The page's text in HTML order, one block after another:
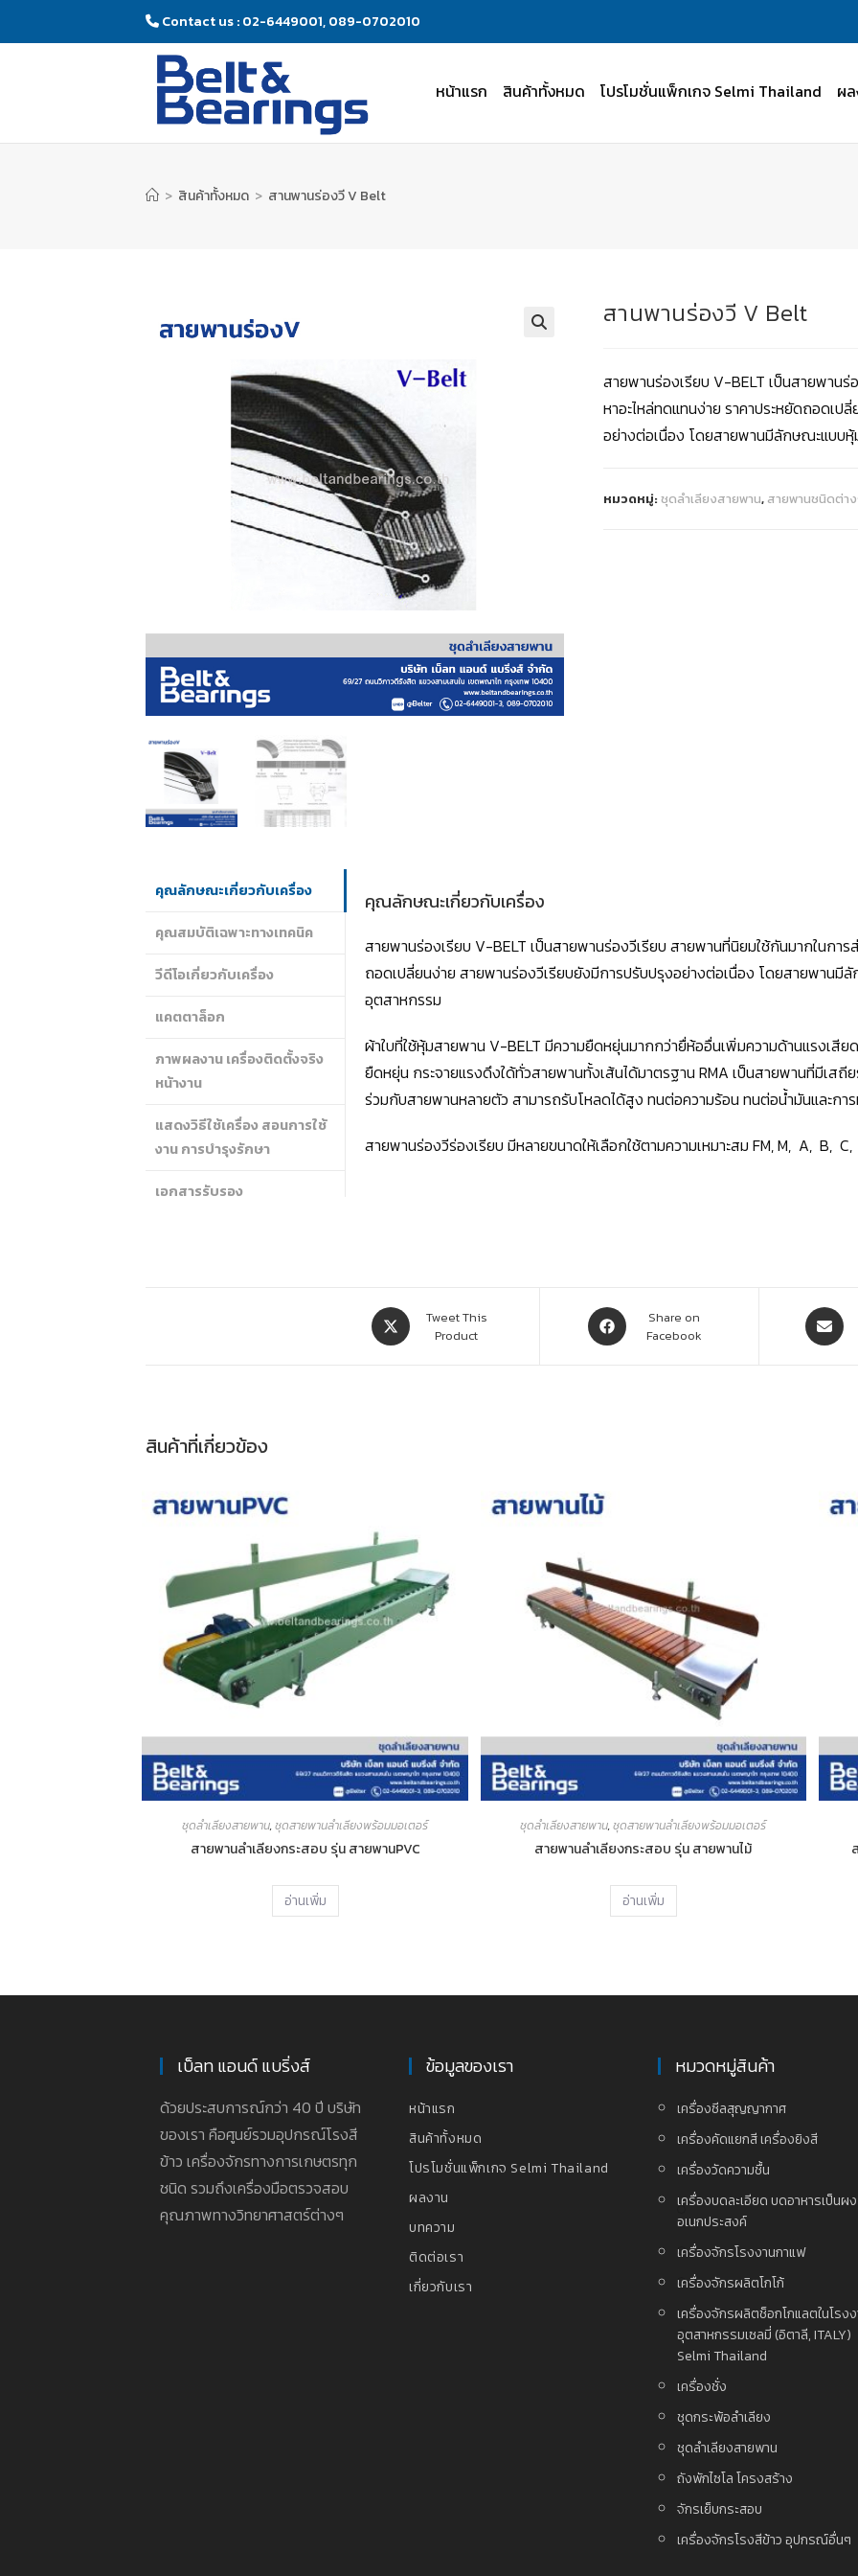
Contact us : 02-6449001, 089-0702010
หน้าแรก สินค้าทั้งหมด โปรโมชั่นแพ็กเกจ Selmi Thailand ผ
> สินค้าทั้งหมด > สานพานร่องวี V Belt
สานพานร่องวี V Belt
สายพานร่องเรียบ V-BELTเป็นสายพานร่
หาอะไหล่ทดแทนง่าย ราคาประหยัดถอดเ
อย่างต่อเนื่อง โดยสายพานมีลักษณะแบบหุ้
หมวดหมู่:ชุดลำเลียงสายพาน, สายพานชนิดต่า
คุณลักษณะเกี่ยวกับเครื่อง
คุณสมบัติเฉพาะทางเทคนิค
วีดีโอเกี่ยวกับเครื่อง
แคตตาล็อก
ภาพผลงาน เครื่องติดตั้งจริง
หน้างาน
แสดงวิธีใช้เครื่อง สอนการใช้
งาน การบำรุงรักษา
เอกสารรับรอง
คุณลักษณะเกี่ยวกับเครื่อง
สายพานร่องเรียบ V-BELT เป็นสายพานร่องวีเรียบ สายพานที่นิยมใช้กันมากในการ
ถอดเปลี่ยนง่าย สายพานร่องวีเรียบยังมีการปรับปรุงอย่างต่อเนื่อง โดยสายพานมีลั
อุตสาหกรรม
ผ้าใบที่ใช้หุ้มสายพาน V-BELT มีความยืดหยุ่นมากกว่ายื่ห้ออื่นเพิ่มความด้านแรงเสีย
ยืดหยุ่น กระจายแรงดึงใด้ทั่วสายพานทั้งเส้นได้มาตรฐาน RMA เป็นสายพานที่มีเสถี
ร่วมกับสายพานหลายตัว สามารถรับโหลดได้สูง ทนต่อความร้อน ทนต่อน้ำมันและก
สายพานร่องวีร่องเรียบ มีหลายขนาดให้เลือกใช้ตามความเหมาะสม FM, M, A, B,
Tweet This
Product
Share on
Facebook
สินค้าที่เกี่ยวข้อง
ชุดลำเลียงสายพาน,ชุดสายพานลำเลียงพร้อมมอเตอร์
สายพานลำเลียงกระสอบ รุ่น สายพานPVC
อ่านเพิ่ม
ชุดลำเลียงสายพาน,ชุดสายพานลำเลียงพร้อมมอเตอร์
สายพานลำเลียงกระสอบ รุ่น สายพานไม้
อ่านเพิ่ม
เบ็ลท แอนด์ แบริ่งส์
ด้วยประสบการณ์กว่า 40 ปี บริษัท
ของเรา คือศูนย์รวมอุปกรณ์โรงสี
ข้าว เครื่องจักรทางการเกษตรทุก
ชนิด รวมถึงเครื่องมือตรวจสอบ
คุณภาพทางวิทยาศาสตร์ต่างๆ
ข้อมูลของเรา
หน้าแรก
สินค้าทั้งหมด
โปรโมชั่นแพ็กเกจ Selmi Thailand
ผลงาน
บทความ
ติดต่อเรา
เกี่ยวกับเรา
หมวดหมู่สินค้า
เครื่องซีลสุญญากาศ
เครื่องคัดแยกสี เครื่องยิงสี
เครื่องวัดความชื้น
เครื่องบดละเอียด บดอาหารเป็นผ
อเนกประสงค์
เครื่องจักรโรงงานกาแฟ
เครื่องจักรผลิตโกโก้
เครื่องจักรผลิตช็อกโกแลตในโรง
อุตสาหกรรมเซลมี่ (อิตาลี, ITALY)
Selmi Thailand
เครื่องชั่ง
ชุดกระพ้อลำเลียง
ชุดลำเลียงสายพาน
ถังพักไซโล โครงสร้าง
จักรเย็บกระสอบ
เครื่องจักรโรงสีข้าว อุปกรณ์อื่นๆ